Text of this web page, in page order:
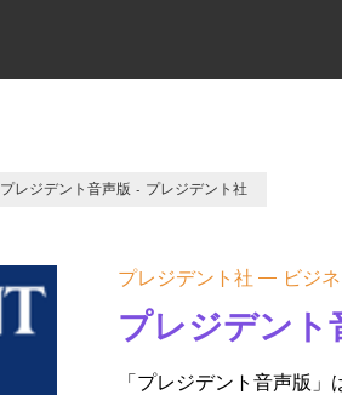
プレジデント音声版 - プレジデント社
プレジデント社 ビジ
プレジデント
「プレジデント音声版